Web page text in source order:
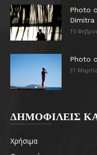
Photo
Dimitra
15
Photo
31
ΔΗΜΟΦΙΛΕΙΣ
Χρήσιμα